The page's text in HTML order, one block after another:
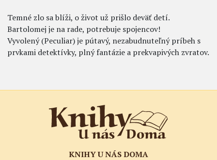
Temné zlo sa blíži, o život už prišlo deväť detí.
Bartolomej je na rade, potrebuje spojencov!
Vyvolený (Peculiar) je pútavý, nezabudnuteľný príbeh s
prvkami detektívky, plný fantázie a prekvapivých zvratov.
KNIHY U NÁS DOMA